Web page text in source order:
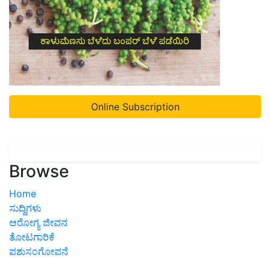
Online Subscription
Browse
Home
ಸುದ್ದಿಗಳು
ಆರೋಗ್ಯ ಜೀವನ
ತೋಟಗಾರಿಕೆ
ಪಶುಸಂಗೋಪನೆ